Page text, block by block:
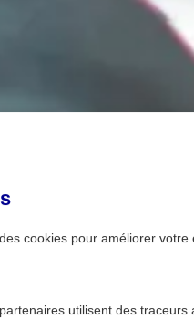
cookies pour améliorer
utilisent des